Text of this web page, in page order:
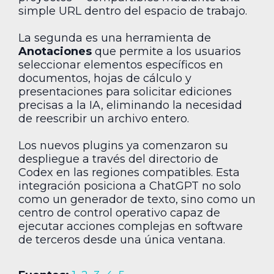
simple URL dentro del espacio de trabajo.
La segunda es una herramienta de
Anotaciones que permite a los usuarios
seleccionar elementos específicos en
documentos, hojas de cálculo y
presentaciones para solicitar ediciones
precisas a la IA, eliminando la necesidad
de reescribir un archivo entero.
Los nuevos plugins ya comenzaron su
despliegue a través del directorio de
Codex en las regiones compatibles. Esta
integración posiciona a ChatGPT no solo
como un generador de texto, sino como un
centro de control operativo capaz de
ejecutar acciones complejas en software
de terceros desde una única ventana.